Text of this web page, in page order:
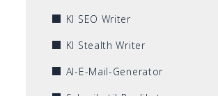
KI SEO Writer
KI Stealth Writer
AI-E-Mail-Generator